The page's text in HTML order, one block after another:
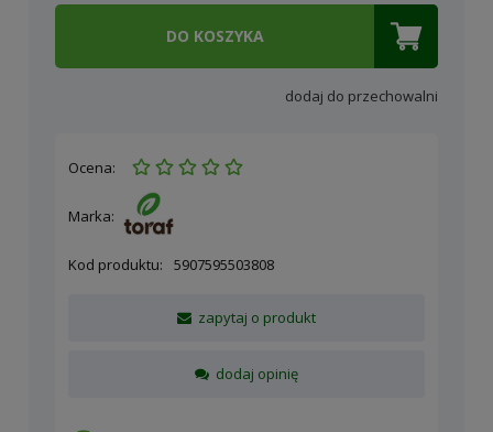
DO KOSZYKA
dodaj do przechowalni
Ocena:
Marka:
Kod produktu: 5907595503808
zapytaj o produkt
dodaj opinię